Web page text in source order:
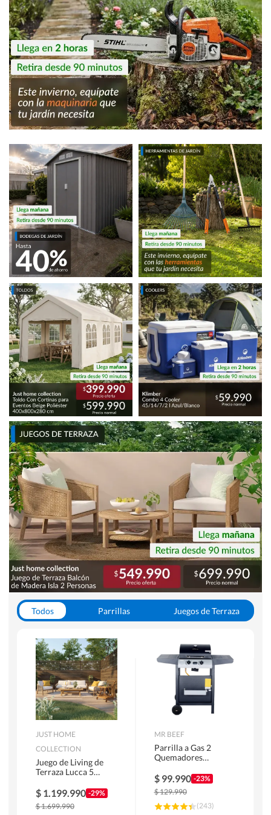
Todos Parrillas
Juegos de Terraza
JUST HOME
COLLECTION
Juego de Living de
Terraza Lucca 5
$ 1.199.990 -29%
$1.699.990
MR BEEF
Parrilla a Gas 2
Quemadores
$ 99.990 -23%
$129.990
(243)